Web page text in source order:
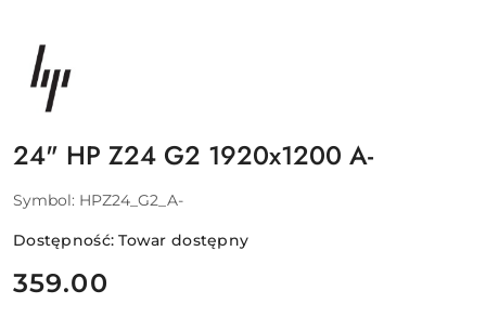
NAZWA
PRODUCENTA:
HP
24" HP Z24 G2 1920x1200 A-
Symbol: HPZ24_G2_A-
Dostępność:Towar dostępny
cena:
359.00